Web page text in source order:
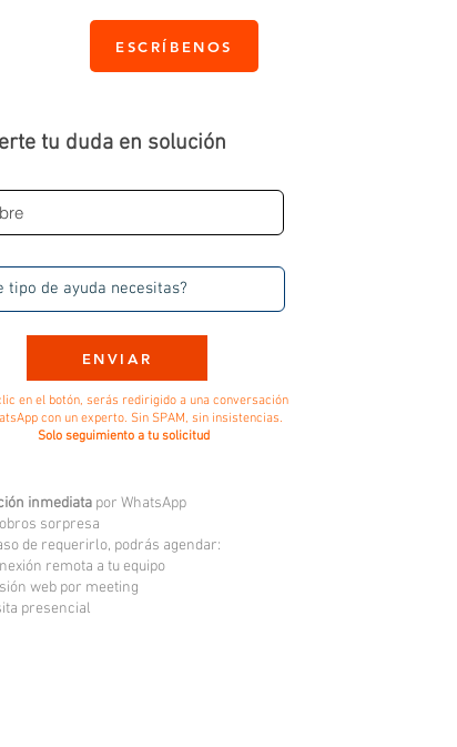
ESCRÍBENOS
tu duda en solución
ENVIAR
en el botón, serás redirigido a una conversación
con un experto. Sin SPAM, sin insistencias.
Solo seguimiento a tu solicitud
inmediata por WhatsApp
sorpresa
de requerirlo, podrás agendar:
remota a tu equipo
web por meeting
presencial